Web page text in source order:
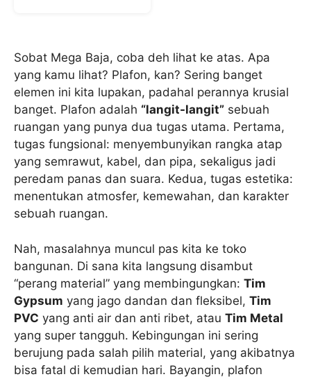
Sobat Mega Baja, coba deh lihat ke atas. Apa
yang kamu lihat? Plafon, kan? Sering banget
elemen ini kita lupakan, padahal perannya krusial
banget. Plafon adalah “langit-langit” sebuah
ruangan yang punya dua tugas utama. Pertama,
tugas fungsional: menyembunyikan rangka atap
yang semrawut, kabel, dan pipa, sekaligus jadi
peredam panas dan suara. Kedua, tugas estetika:
menentukan atmosfer, kemewahan, dan karakter
sebuah ruangan.
Nah, masalahnya muncul pas kita ke toko
bangunan. Di sana kita langsung disambut
“perang material” yang membingungkan: Tim
Gypsum yang jago dandan dan fleksibel, Tim
PVC yang anti air dan anti ribet, atau Tim Metal
yang super tangguh. Kebingungan ini sering
berujung pada salah pilih material, yang akibatnya
bisa fatal di kemudian hari. Bayangin, plafon